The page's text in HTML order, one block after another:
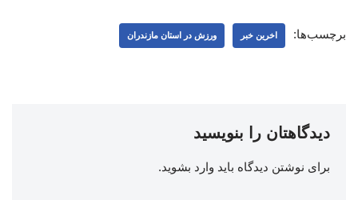
برچسب‌ها: اخرین خبر ورزش در استان مازندران
دیدگاهتان را بنویسید
برای نوشتن دیدگاه باید وارد بشوید.